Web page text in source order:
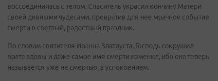
воссоединилась с телом. Спаситель украсил кончину Матери
своей дивными чудесами, превратив для нее мрачное событие
смерти в светлый, радостный праздник.
По словам святителя Иоанна Златоуста, Господь сокрушил
врата адовы и даже самое имя смерти изменил, ибо она теперь
называется уже не смертью, а успокоением.